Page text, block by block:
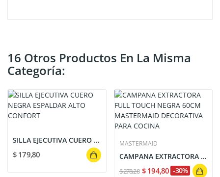
16 Otros Productos En La Misma
Categoría:
SILLA EJECUTIVA CUERO NEGRA ESPALDAR ALTO CONFORT
$ 179,80
MASTERMAID
CAMPANA EXTRACTORA FULL TOUCH NEGRA 60CM...
$ 278,28 $ 194,80 -30%